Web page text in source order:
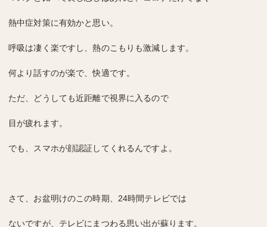
熱中症対策に有効かと思い。
呼吸は凄く楽ですし、熱のこもりも激減します。
何より話すのが楽で、快適です。
ただ、どうしても近距離で視界に入るので
目が疲れます。
でも、スマホが顔認証してくれるんですよ。
さて、お盆明けのこの時期、24時間テレビでは
ないですが、テレビにまつわる思い出が蘇ります。